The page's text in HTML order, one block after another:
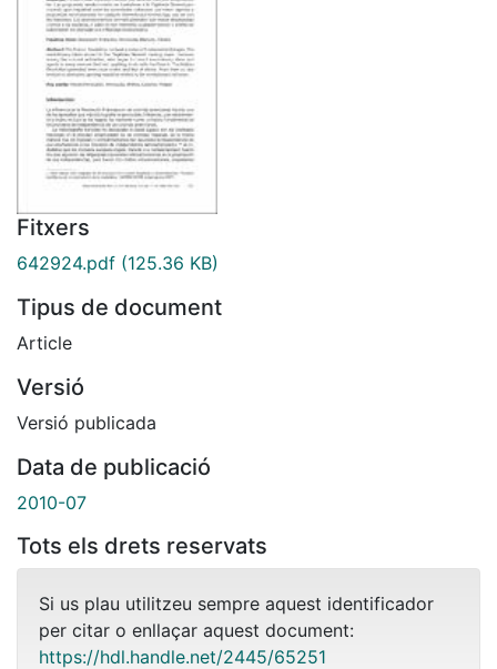
Fitxers
642924.pdf (125.36 KB)
Tipus de document
Article
Versió
Versió publicada
Data de publicació
2010-07
Tots els drets reservats
Si us plau utilitzeu sempre aquest identificador
per citar o enllaçar aquest document:
https://hdl.handle.net/2445/65251